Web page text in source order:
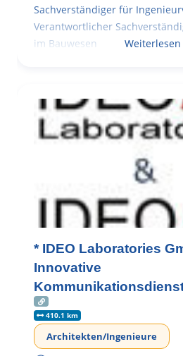
Sachverständiger für
Verantwortlicher
im Bauwesen
* IDEO Laboratories
Innovative
410.1 km
Architekten/Ingenieure